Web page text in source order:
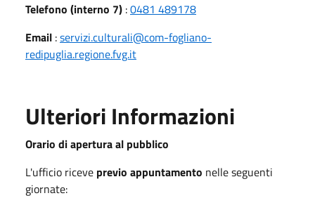
Telefono (interno 7) :0481 489178
Email :servizi.culturali@com-fogliano-
redipuglia.regione.fvg.it
Ulteriori Informazioni
Orario di apertura al pubblico
L'ufficio riceve previo appuntamento nelle seguenti
giornate: